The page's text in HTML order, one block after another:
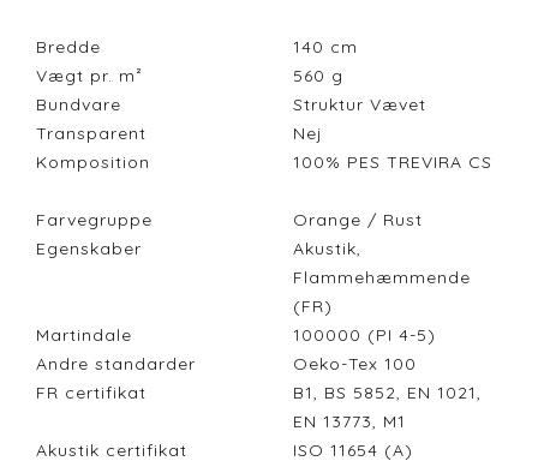
Bredde 140 cm
Vægt pr. m²
560 g
Bundvare
Struktur Vævet
Transparent
Nej
Komposition
100% PES TREVIRA CS
Farvegruppe
Orange / Rust
Egenskaber
Akustik,
Flammehæmmende
(FR)
Martindale
100000 (PI 4-5)
Andre standarder
Oeko-Tex 100
FR certifikat
B1, BS 5852, EN 1021,
EN 13773, M1
Akustik certifikat
ISO 11654 (A)